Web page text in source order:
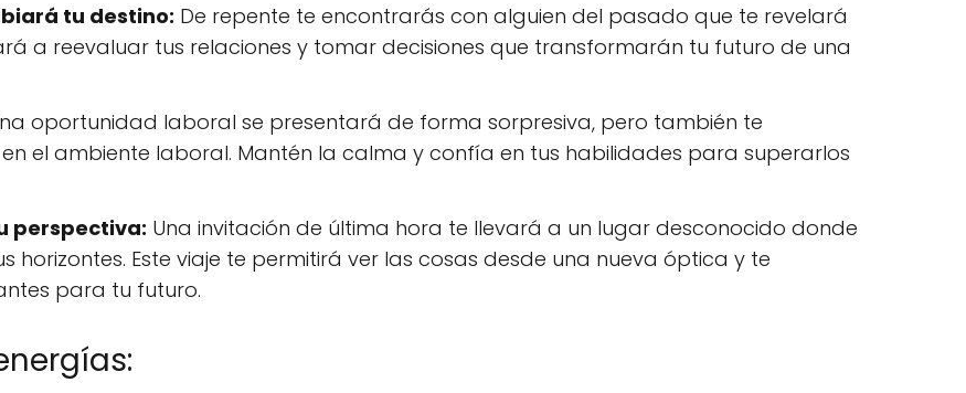
tu destino: De repente te encontrarás con alguien del pasado que te revelará
a reevaluar tus relaciones y tomar decisiones que transformarán tu futuro de una
oportunidad laboral se presentará de forma sorpresiva, pero también te
el ambiente laboral. Mantén la calma y confía en tus habilidades para superarlos
perspectiva: Una invitación de última hora te llevará a un lugar desconocido donde
horizontes. Este viaje te permitirá ver las cosas desde una nueva óptica y te
para tu futuro.